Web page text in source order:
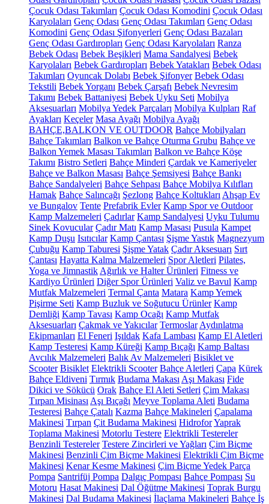
Çocuk Odası Takımları Çocuk Odası Komodini Çocuk Odası
Karyolaları Genç Odası Genç Odası Takımları Genç Odası
Komodini Genç Odası Şifonyerleri Genç Odası Bazaları
Genç Odası Gardıropları Genç Odası Karyolaları Ranza
Bebek Odası Bebek Beşikleri Mama Sandalyesi Bebek
Karyolaları Bebek Gardıropları Bebek Yatakları Bebek Odası
Takımları Oyuncak Dolabı Bebek Şifonyer Bebek Odası
Tekstili Bebek Yorganı Bebek Çarşafı Bebek Nevresim
Takımı Bebek Battaniyesi Bebek Uyku Seti Mobilya
Aksesuarları Mobilya Yedek Parçaları Mobilya Kulpları Raf
Ayakları Keçeler Masa Ayağı Mobilya Ayağı
BAHÇE,BALKON VE OUTDOOR Bahçe Mobilyaları
Bahçe Takımları Balkon ve Bahçe Oturma Grubu Bahçe ve
Balkon Yemek Masası Takımları Balkon ve Bahçe Köşe
Takımı Bistro Setleri Bahçe Minderi Çardak ve Kameriyeler
Bahçe ve Balkon Masası Bahçe Şemsiyesi Bahçe Bankı
Bahçe Sandalyeleri Bahçe Sehpası Bahçe Mobilya Kılıfları
Hamak Bahçe Salıncağı Şezlong Bahçe Koltukları Ahşap Ev
ve Bungalov Tente Prefabrik Evler Kamp Spor ve Outdoor
Kamp Malzemeleri Çadırlar Kamp Sandalyesi Uyku Tulumu
Sinek Kovucular Çadır Matı Kamp Masası Pusula Kampet
Kamp Duşu Isıtıcılar Kamp Çantası Şişme Yastık Magnezyum
Çubuğu Kamp Taburesi Şişme Yatak Çadır Aksesuarı Sırt
Çantası Hayatta Kalma Malzemeleri Spor Aletleri Pilates,
Yoga ve Jimnastik Ağırlık ve Halter Ürünleri Fitness ve
Kardiyo Ürünleri Diğer Spor Ürünleri Valiz ve Bavul Kamp
Mutfak Malzemeleri Termal Çanta Matara Kamp Yemek
Pişirme Seti Kamp Buzluk ve Soğutucu Ürünler Kamp
Demliği Kamp Tavası Kamp Ocağı Kamp Mutfak
Aksesuarları Çakmak ve Yakıcılar Termoslar Aydınlatma
Ekipmanları El Feneri Işıldak Kafa Lambası Kamp El Aletleri
Kamp Testeresi Kamp Küreği Kamp Bıçağı Kamp Baltası
Avcılık Malzemeleri Balık Av Malzemeleri Bisiklet ve
Scooter Bisiklet Elektrikli Scooter Bahçe Aletleri Çapa Kürek
Bahçe Eldiveni Tırmık Budama Makası Aşı Makası Fide
Dikici ve Sökücü Orak Bahçe El Aleti Setleri Çim Makası
Tırpan Misinası Aşı Bıçağı Meyve Toplama Aleti Budama
Testeresi Bahçe Çatalı Kazma Bahçe Makineleri Çapalama
Makinesi Tırpan Çit Budama Makinesi HidroforYaprak
Toplama Makinesi Motorlu Testere Elektrikli Testereler
Benzinli Testereler Testere Zincirleri ve Yağları Çim Biçme
Makinesi Benzinli Çim Biçme Makinesi Elektrikli Çim Biçme
Makinesi Kenar Kesme Makinesi Çim Biçme Yedek Parça
Pompa Santrifüj Pompa Dalgıç Pompası Bahçe Pompası Su
Motoru Hasat Makinesi Dal Öğütme Makinesi Toprak Burgu
Makinesi Dal Budama Makinesi İlaçlama Makineleri Bahçe İş